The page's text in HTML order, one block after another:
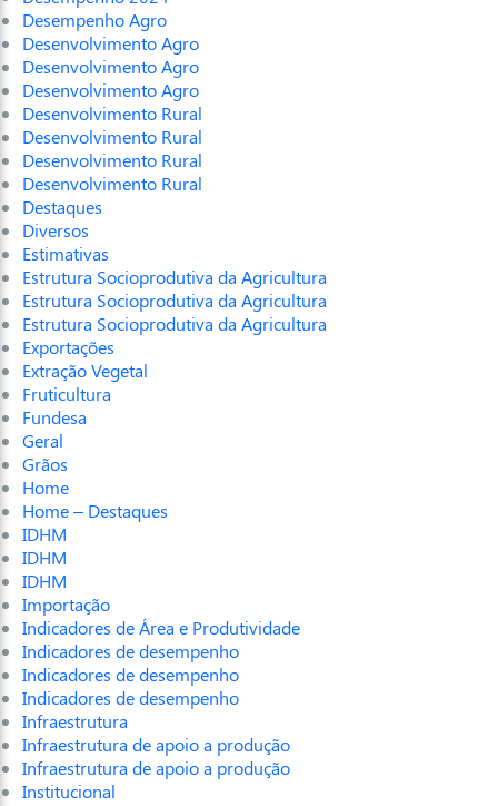
Desempenho Agro
Desenvolvimento Agro
Desenvolvimento Agro
Desenvolvimento Agro
Desenvolvimento Rural
Desenvolvimento Rural
Desenvolvimento Rural
Desenvolvimento Rural
Destaques
Diversos
Estimativas
Estrutura Socioprodutiva da Agricultura
Estrutura Socioprodutiva da Agricultura
Estrutura Socioprodutiva da Agricultura
Exportações
Extração Vegetal
Fruticultura
Fundesa
Geral
Grãos
Home
Home – Destaques
IDHM
IDHM
IDHM
Importação
Indicadores de Área e Produtividade
Indicadores de desempenho
Indicadores de desempenho
Indicadores de desempenho
Infraestrutura
Infraestrutura de apoio a produção
Infraestrutura de apoio a produção
Institucional